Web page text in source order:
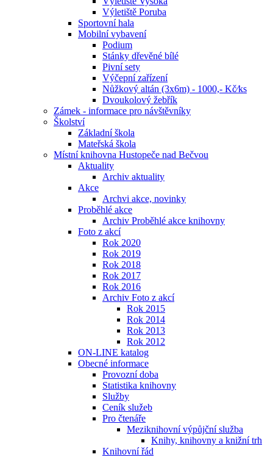
Výletiště Poruba
Sportovní hala
Mobilní vybavení
Podium
Stánky dřevěné bílé
Pivní sety
Výčepní zařízení
Nůžkový altán (3x6m) - 1000,- Kč⁄ks
Dvoukolový žebřík
Zámek - informace pro návštěvníky
Školství
Základní škola
Mateřská škola
Místní knihovna Hustopeče nad Bečvou
Aktuality
Archiv aktuality
Akce
Archvi akce, novinky
Proběhlé akce
Archiv Proběhlé akce knihovny
Foto z akcí
Rok 2020
Rok 2019
Rok 2018
Rok 2017
Rok 2016
Archiv Foto z akcí
Rok 2015
Rok 2014
Rok 2013
Rok 2012
ON-LINE katalog
Obecné informace
Provozní doba
Statistika knihovny
Služby
Ceník služeb
Pro čtenáře
Meziknihovní výpůjční služba
Knihy, knihovny a knižní trh
Knihovní řád